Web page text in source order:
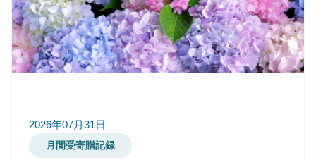
2026年07月31日
月間受寄贈記録